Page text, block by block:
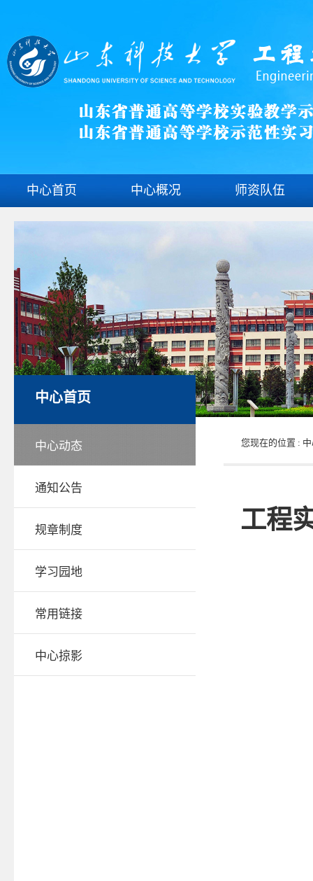
中心首页 中心概况 师资队伍
中心首页
中心动态
通知公告
规章制度
学习园地
常用链接
中心掠影
您现在的位置 :
工程